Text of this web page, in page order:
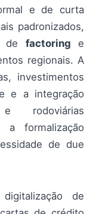
e de curta
padronizados,
de factoring e
regionais. A
investimentos
e a integração
rodoviárias
a formalização
de due
de